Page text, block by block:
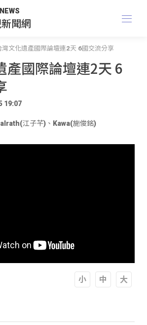
聞網
灣文化遺產國際論壇連2天 6國交流分享
產國際論壇連2天 6
19:07
江子芊) 、 Kawa(施俊銘)